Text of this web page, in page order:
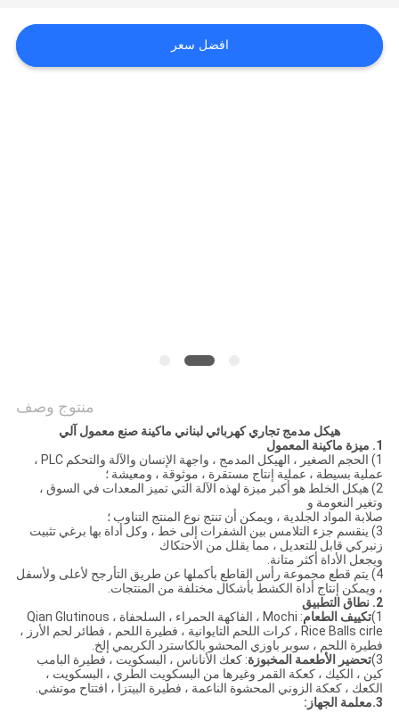
اطلب
اقتباس
افضل سعر
منتوج وصف
هيكل مدمج تجاري كهربائي لبناني ماكينة صنع معمول آلي
1. ميزة ماكينة المعمول
1) الحجم الصغير ، الهيكل المدمج ، واجهة الإنسان والآلة والتحكم PLC ،
عملية بسيطة ، عملية إنتاج مستقرة ، موثوقة ، ومعيشة ؛
2) هيكل الخلط هو أكبر ميزة لهذه الآلة التي تميز المعدات في السوق ،
وتغير النعومة و
صلابة المواد الجلدية ، ويمكن أن تنتج نوع المنتج التناوب ؛
3) ينقسم جزء التلامس بين الشفرات إلى خط ، وكل أداة بها برغي تثبيت
زنبركي قابل للتعديل ، مما يقلل من الاحتكاك
ويجعل الأداة أكثر متانة.
4) يتم قطع مجموعة رأس القاطع بأكملها عن طريق التأرجح لأعلى ولأسفل
، ويمكن إنتاج أداة الكشط بأشكال مختلفة من المنتجات.
2. نطاق التطبيق
1) تكييف الطعام
: Mochi ، الفاكهة الحمراء ، السلحفاة ، Qian Glutinous
Rice Balls cirle ، كرات اللحم التايوانية ، فطيرة اللحم ، فطائر لحم الأرز ،
فطيرة اللحم ، سوبر باوزي المحشو بالكاسترد الكريمي إلخ.
3) تحضير الأطعمة المخبوزة: كعك الأناناس ، البسكويت ، فطيرة البامب
كين ، الكيك ، كعكة القمر وغيرها من البسكويت الطري ، البسكويت ،
الكعك ، كعكة الزوني المحشوة الناعمة ، فطيرة البيتزا ، افتتاح موتشي.
3. معلمة الجهاز: